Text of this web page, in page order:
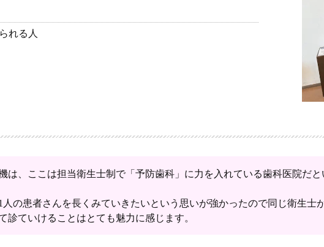
れる人
は、ここは担当衛生士制で「予防歯科」に力を入れている歯科医院だ
人の患者さんを長くみていきたいという思いが強かったので同じ衛生士
診ていけることはとても魅力に感じます。